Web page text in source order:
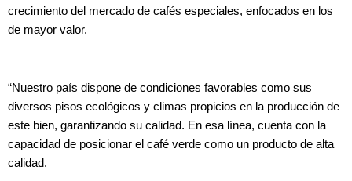
crecimiento del mercado de cafés especiales, enfocados en los
de mayor valor.
“Nuestro país dispone de condiciones favorables como sus
diversos pisos ecológicos y climas propicios en la producción de
este bien, garantizando su calidad. En esa línea, cuenta con la
capacidad de posicionar el café verde como un producto de alta
calidad.